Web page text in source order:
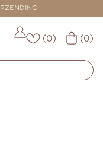
VERZONDEN
(0) (0)